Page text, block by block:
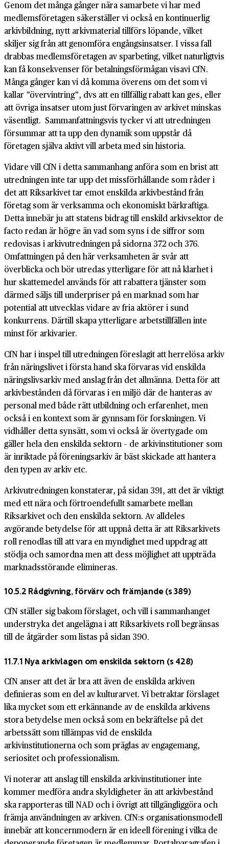
Genom det många gånger nära samarbete vi har med
medlemsföretagen säkerställer vi också en kontinuerlig
arkivbildning, nytt arkivmaterial tillförs löpande, vilket
skiljer sig från att genomföra engångsinsatser. I vissa fall
drabbas medlemsföretagen av sparbeting, vilket naturligtvis
kan få konsekvenser för betalningsförmågan visavi CfN.
Många gånger kan vi då komma överens om det som vi
kallar ”övervintring”, dvs att en tillfällig rabatt kan ges, eller
att övriga insatser utom just förvaringen av arkivet minskas
väsentligt. Sammanfattningsvis tycker vi att utredningen
försummar att ta upp den dynamik som uppstår då
företagen själva aktivt vill arbeta med sin historia.
Vidare vill CfN i detta sammanhang anföra som en brist att
utredningen inte tar upp det missförhållande som råder i
det att Riksarkivet tar emot enskilda arkivbestånd från
företag som är verksamma och ekonomiskt bärkraftiga.
Detta innebär ju att statens bidrag till enskild arkivsektor de
facto redan är högre än vad som syns i de siffror som
redovisas i arkivutredningen på sidorna 372 och 376.
Omfattningen på den här verksamheten är svår att
överblicka och bör utredas ytterligare för att nå klarhet i
hur skattemedel används för att rabattera tjänster som
därmed säljs till underpriser på en marknad som har
potential att utvecklas vidare av fria aktörer i sund
konkurrens. Därtill skapa ytterligare arbetstillfällen inte
minst för arkivarier.
CfN har i inspel till utredningen föreslagit att herrelösa arkiv
från näringslivet i första hand ska förvaras vid enskilda
näringslivsarkiv med anslag från det allmänna. Detta för att
arkivbestånden då förvaras i en miljö där de hanteras av
personal med både rätt utbildning och erfarenhet, men
också i en kontext som är gynnsam för forskningen. Vi
vidhåller detta synsätt, som vi också är övertygade om
gäller hela den enskilda sektorn – de arkivinstitutioner som
är inriktade på föreningsarkiv är bäst skickade att hantera
den typen av arkiv etc.
Arkivutredningen konstaterar, på sidan 391, att det är viktigt
med ett nära och förtroendefullt samarbete mellan
Riksarkivet och den enskilda sektorn. Av alldeles
avgörande betydelse för att uppnå detta är att Riksarkivets
roll renodlas till att vara en myndighet med uppdrag att
stödja och samordna men att dess möjlighet att uppträda
marknadsstörande elimineras.
10.5.2 Rådgivning, förvärv och främjande (s 389)
CfN ställer sig bakom förslaget, och vill i sammanhanget
understryka det angelägna i att Riksarkivets roll begränsas
till de åtgärder som listas på sidan 390.
11.7.1 Nya arkivlagen om enskilda sektorn (s 428)
CfN anser att det är bra att även de enskilda arkiven
definieras som en del av kulturarvet. Vi betraktar förslaget
lika mycket som ett erkännande av de enskilda arkivens
stora betydelse men också som en bekräftelse på det
arbetssätt som tillämpas vid de enskilda
arkivinstitutionerna och som präglas av engagemang,
seriositet och professionalism.
Vi noterar att anslag till enskilda arkivinstitutioner inte
kommer medföra andra skyldigheter än att arkivbestånd
ska rapporteras till NAD och i övrigt att tillgängliggöra och
främja användningen av arkiven. CfN:s organisationsmodell
innebär att koncernmodern är en ideell förening i vilka de